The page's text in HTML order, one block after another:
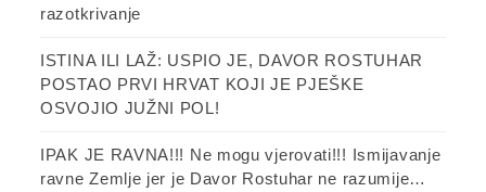
razotkrivanje
ISTINA ILI LAŽ: USPIO JE, DAVOR ROSTUHAR
POSTAO PRVI HRVAT KOJI JE PJEŠKE
OSVOJIO JUŽNI POL!
IPAK JE RAVNA!!! Ne mogu vjerovati!!! Ismijavanje
ravne Zemlje jer je Davor Rostuhar ne razumije…